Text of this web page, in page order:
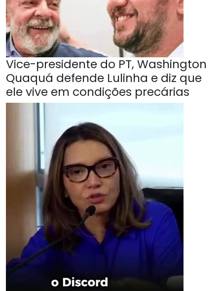
Vice-presidente do PT, Washington
Quaquá defende Lulinha e diz que
ele vive em condições precárias